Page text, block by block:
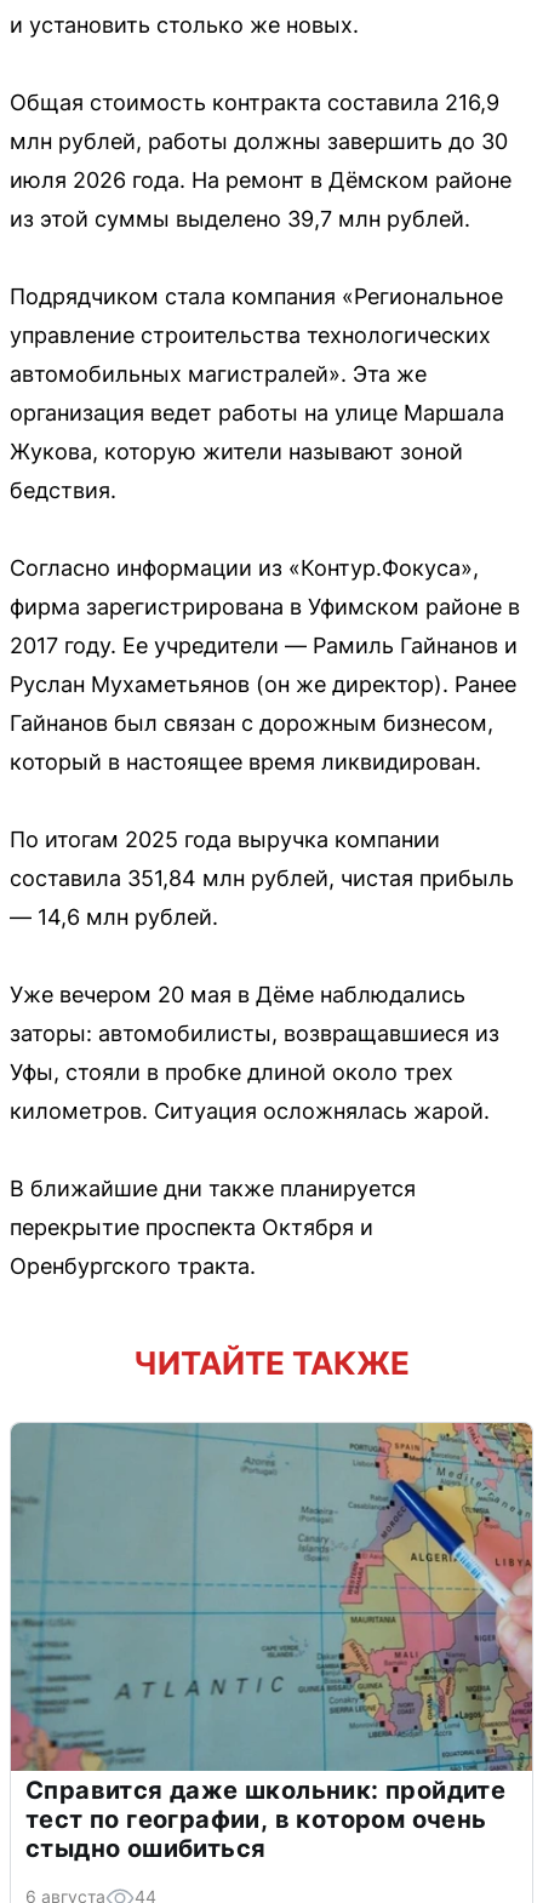
и установить столько же новых.
Общая стоимость контракта составила 216,9
млн рублей, работы должны завершить до 30
июля 2026 года. На ремонт в Дёмском районе
из этой суммы выделено 39,7 млн рублей.
Подрядчиком стала компания «Региональное
управление строительства технологических
автомобильных магистралей». Эта же
организация ведет работы на улице Маршала
Жукова, которую жители называют зоной
бедствия.
Согласно информации из «Контур.Фокуса»,
фирма зарегистрирована в Уфимском районе в
2017 году. Ее учредители — Рамиль Гайнанов и
Руслан Мухаметьянов (он же директор). Ранее
Гайнанов был связан с дорожным бизнесом,
который в настоящее время ликвидирован.
По итогам 2025 года выручка компании
составила 351,84 млн рублей, чистая прибыль
— 14,6 млн рублей.
Уже вечером 20 мая в Дёме наблюдались
заторы: автомобилисты, возвращавшиеся из
Уфы, стояли в пробке длиной около трех
километров. Ситуация осложнялась жарой.
В ближайшие дни также планируется
перекрытие проспекта Октября и
Оренбургского тракта.
ЧИТАЙТЕ ТАКЖЕ
Справится даже школьник: пройдите
тест по географии, в котором очень
стыдно ошибиться
6 августа 44